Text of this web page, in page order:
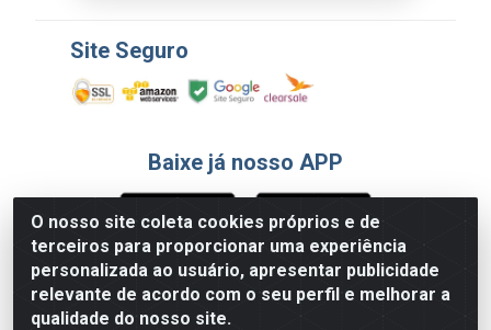
O nosso site coleta cookies próprios e de
terceiros para proporcionar uma experiência
personalizada ao usuário, apresentar publicidade
relevante de acordo com o seu perfil e melhorar a
qualidade do nosso site.
Site Seguro
Baixe já nosso APP
Formas de Pagamento